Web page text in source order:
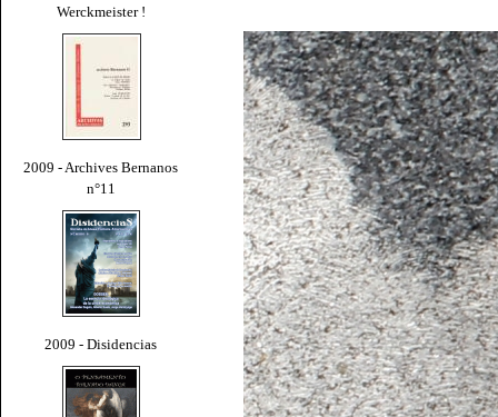
Werckmeister !
2009 - Archives Bernanos
n°11
2009 - Disidencias